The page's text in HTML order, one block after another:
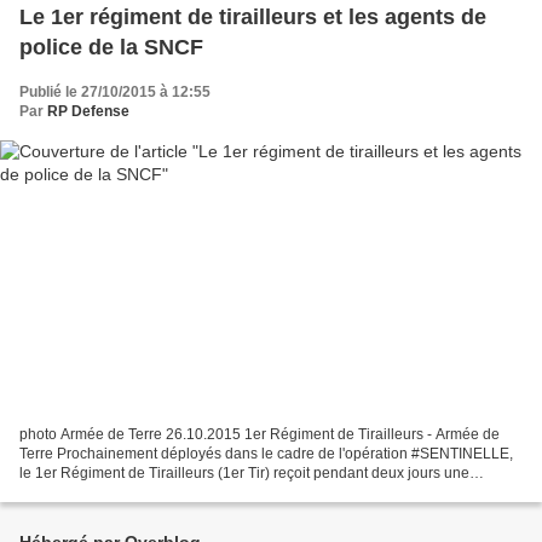
Le 1er régiment de tirailleurs et les agents de
police de la SNCF
Publié le 27/10/2015 à 12:55
Par RP Defense
photo Armée de Terre 26.10.2015 1er Régiment de Tirailleurs - Armée de
Terre Prochainement déployés dans le cadre de l'opération #SENTINELLE,
le 1er Régiment de Tirailleurs (1er Tir) reçoit pendant deux jours une